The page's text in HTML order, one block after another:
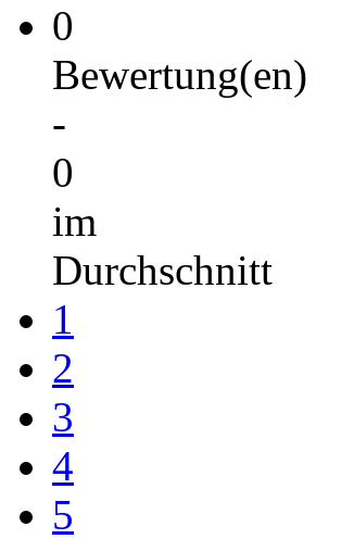
0
Bewertung(en)
-
0
im
Durchschnitt
1
2
3
4
5